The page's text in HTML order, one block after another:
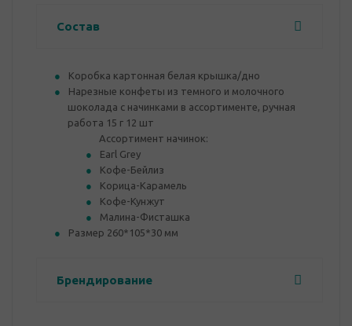
Состав
Коробка картонная белая крышка/дно
Нарезные конфеты из темного и молочного
шоколада с начинками в ассортименте, ручная
работа 15 г 12 шт
Ассортимент начинок:
Earl Grey
Кофе-Бейлиз
Корица-Карамель
Кофе-Кунжут
Малина-Фисташка
Размер 260*105*30 мм
Брендирование